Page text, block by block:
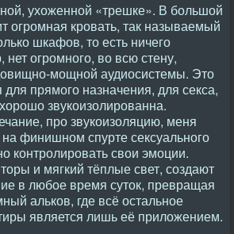
ухоженной «трешке». В большой
огромная кровать, так называемый
шкафов, то есть ничего
огромного, во всю стену,
мощной аудиосистемы. Это
для прямого назначения, для секса,
звукоизолированна.
про звукоизоляцию, меня
финишном спурте сексуального
контролировать свои эмоции.
и мягкий тёплые свет, создают
в любое время суток, превращая
альков, где всё остальное
является лишь её приложением.